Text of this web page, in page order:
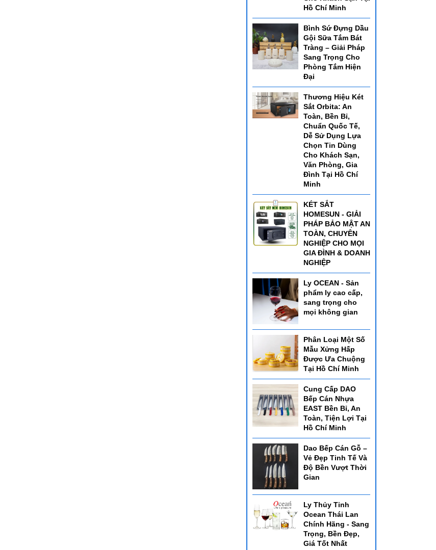
Hồ Chí Minh
Bình Sứ Đựng Dầu
Gội Sữa Tắm Bát
Tràng – Giải Pháp
Sang Trọng Cho
Phòng Tắm Hiện
Đại
Thương Hiệu Két
Sắt Orbita: An
Toàn, Bền Bỉ,
Chuẩn Quốc Tế,
Dễ Sử Dụng Lựa
Chọn Tin Dùng
Cho Khách Sạn,
Văn Phòng, Gia
Đình Tại Hồ Chí
Minh
KÉT SẮT
HOMESUN - GIẢI
PHÁP BẢO MẬT AN
TOÀN, CHUYÊN
NGHIỆP CHO MỌI
GIA ĐÌNH & DOANH
NGHIỆP
Ly OCEAN - Sản
phẩm ly cao cấp,
sang trọng cho
mọi không gian
Phân Loại Một Số
Mẫu Xửng Hấp
Được Ưa Chuộng
Tại Hồ Chí Minh
Cung Cấp DAO
Bếp Cán Nhựa
EAST Bền Bỉ, An
Toàn, Tiện Lợi Tại
Hồ Chí Minh
Dao Bếp Cán Gỗ –
Vẻ Đẹp Tinh Tế Và
Độ Bền Vượt Thời
Gian
Ly Thủy Tinh
Ocean Thái Lan
Chính Hãng - Sang
Trọng, Bền Đẹp,
Giá Tốt Nhất